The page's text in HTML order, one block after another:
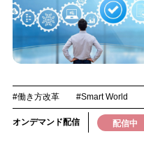
#働き方改革 #Smart World
オンデマンド配信 配信中